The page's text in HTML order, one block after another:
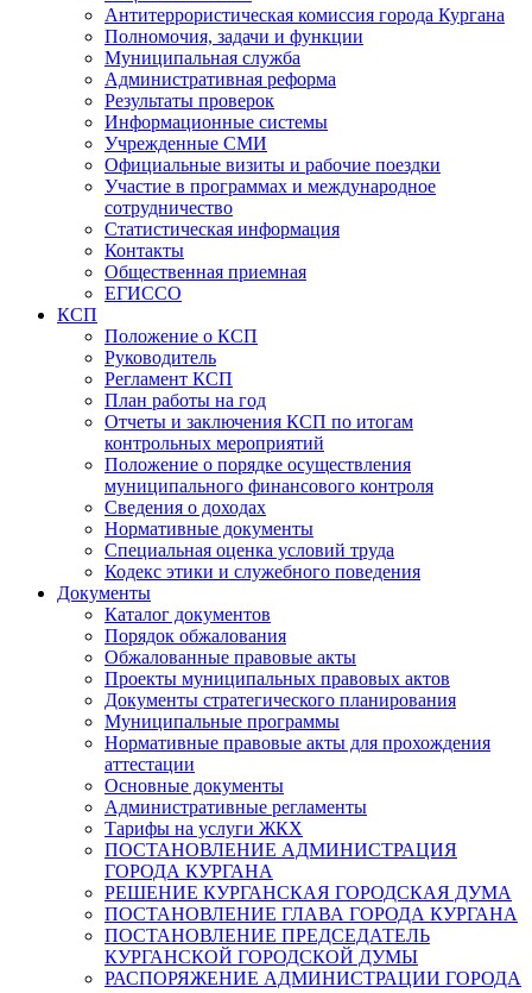
Антитеррористическая комиссия города Кургана
Полномочия, задачи и функции
Муниципальная служба
Административная реформа
Результаты проверок
Информационные системы
Учрежденные СМИ
Официальные визиты и рабочие поездки
Участие в программах и международное
сотрудничество
Статистическая информация
Контакты
Общественная приемная
ЕГИССО
КСП
Положение о КСП
Руководитель
Регламент КСП
План работы на год
Отчеты и заключения КСП по итогам
контрольных мероприятий
Положение о порядке осуществления
муниципального финансового контроля
Сведения о доходах
Нормативные документы
Специальная оценка условий труда
Кодекс этики и служебного поведения
Документы
Каталог документов
Порядок обжалования
Обжалованные правовые акты
Проекты муниципальных правовых актов
Документы стратегического планирования
Муниципальные программы
Нормативные правовые акты для прохождения
аттестации
Основные документы
Административные регламенты
Тарифы на услуги ЖКХ
ПОСТАНОВЛЕНИЕ АДМИНИСТРАЦИЯ
ГОРОДА КУРГАНА
РЕШЕНИЕ КУРГАНСКАЯ ГОРОДСКАЯ ДУМА
ПОСТАНОВЛЕНИЕ ГЛАВА ГОРОДА КУРГАНА
ПОСТАНОВЛЕНИЕ ПРЕДСЕДАТЕЛЬ
КУРГАНСКОЙ ГОРОДСКОЙ ДУМЫ
РАСПОРЯЖЕНИЕ АДМИНИСТРАЦИИ ГОРОДА